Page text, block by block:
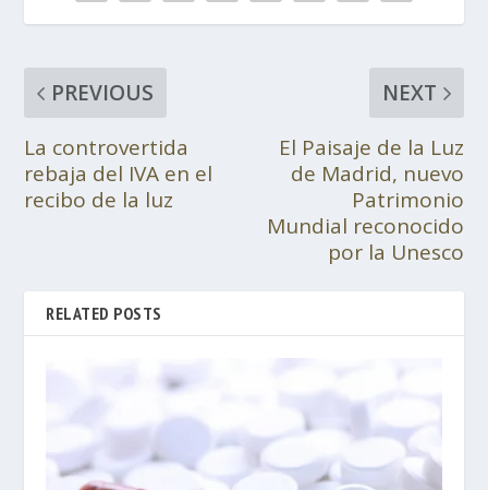
PREVIOUS
La controvertida
rebaja del IVA en el
recibo de la luz
NEXT
El Paisaje de la Luz
de Madrid, nuevo
Patrimonio
Mundial reconocido
por la Unesco
RELATED POSTS